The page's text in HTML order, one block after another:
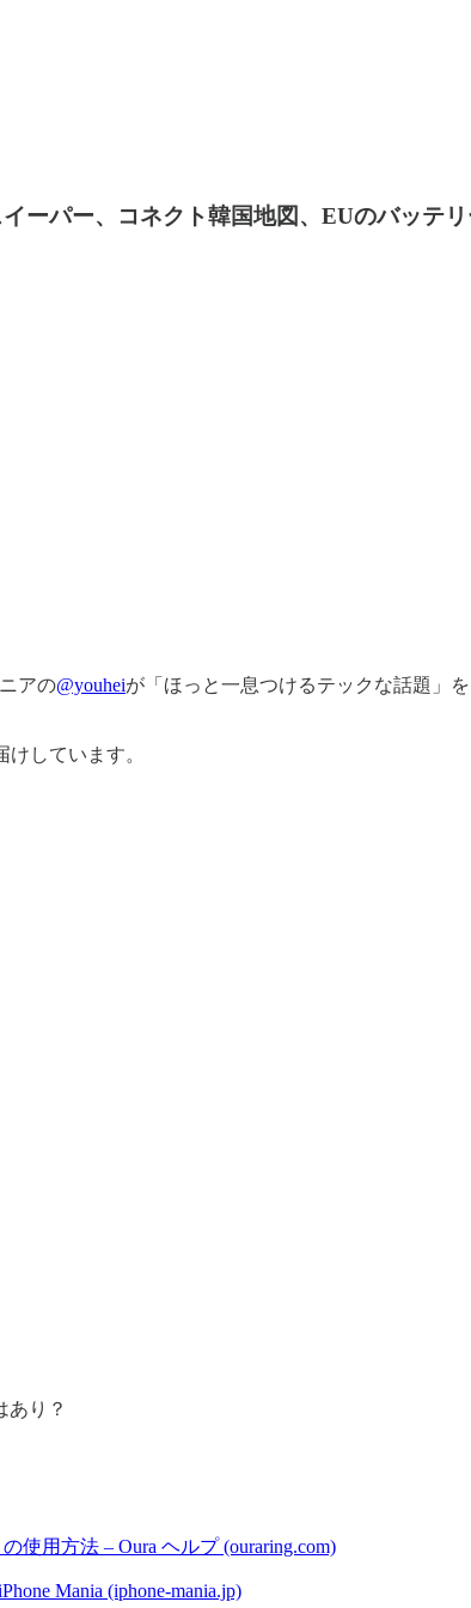
ーパー、コネクト韓国地図、EUのバッテ
アの@youheiが「ほっと一息つけるテックな話題」
しています。
あり？
使用方法 – Oura ヘルプ (ouraring.com)
Mania (iphone-mania.jp)